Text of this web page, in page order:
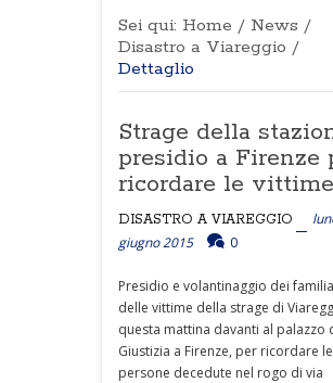
Sei qui: Home / News /
Disastro a Viareggio /
Dettaglio
Strage della
presidio a Firenze
ricordare le vittime
DISASTRO A VIAREGGIO
giugno 2015
0
Presidio e volantinaggio dei
delle vittime della strage di
questa mattina davanti al palazzo
Giustizia a Firenze, per ricordare
persone decedute nel rogo di via